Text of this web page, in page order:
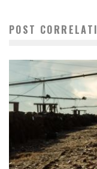
POST CORRELATI